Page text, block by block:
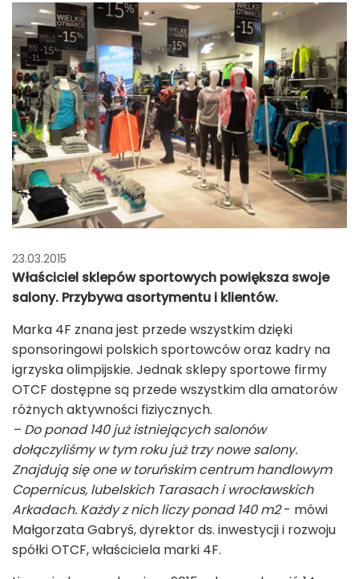
23.03.2015
Właściciel sklepów sportowych powiększa swoje
salony. Przybywa asortymentu i klientów.
Marka 4F znana jest przede wszystkim dzięki
sponsoringowi polskich sportowców oraz kadry na
igrzyska olimpijskie. Jednak sklepy sportowe firmy
OTCF dostępne są przede wszystkim dla amatorów
różnych aktywności fiziycznych.
– Do ponad 140 już istniejących salonów
dołączyliśmy w tym roku już trzy nowe salony.
Znajdują się one w toruńskim centrum handlowym
Copernicus, lubelskich Tarasach i wrocławskich
Arkadach. Każdy z nich liczy ponad 140 m2- mówi
Małgorzata Gabryś, dyrektor ds. inwestycji i rozwoju
spółki OTCF, właściciela marki 4F.